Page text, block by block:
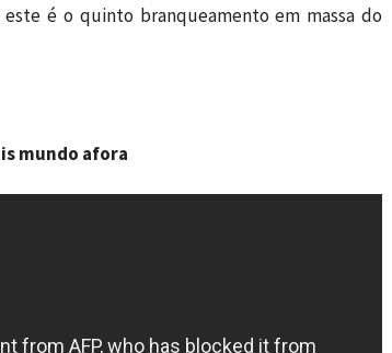
é o quinto branqueamento em massa do
mundo afora